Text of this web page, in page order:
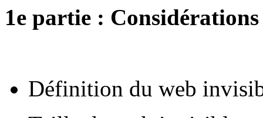
1e partie : Considérations
Définition du web